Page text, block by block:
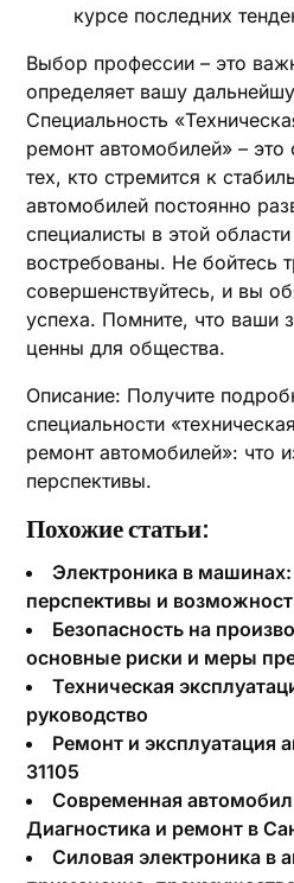
курсе последних
Выбор профессии – это
определяет вашу
Специальность
ремонт автомобилей» –
тех, кто стремится к
автомобилей постоянно
специалисты в этой
востребованы. Не бойтесь
совершенствуйтесь, и вы
успеха. Помните, что ваши
ценны для общества.
Описание: Получите
специальности
ремонт автомобилей»: что
перспективы.
Похожие статьи:
Электроника в
перспективы и
Безопасность на
основные риски и меры
Техническая
руководство
Ремонт и эксплуатация
31105
Современная
Диагностика и ремонт в
Силовая электроника в